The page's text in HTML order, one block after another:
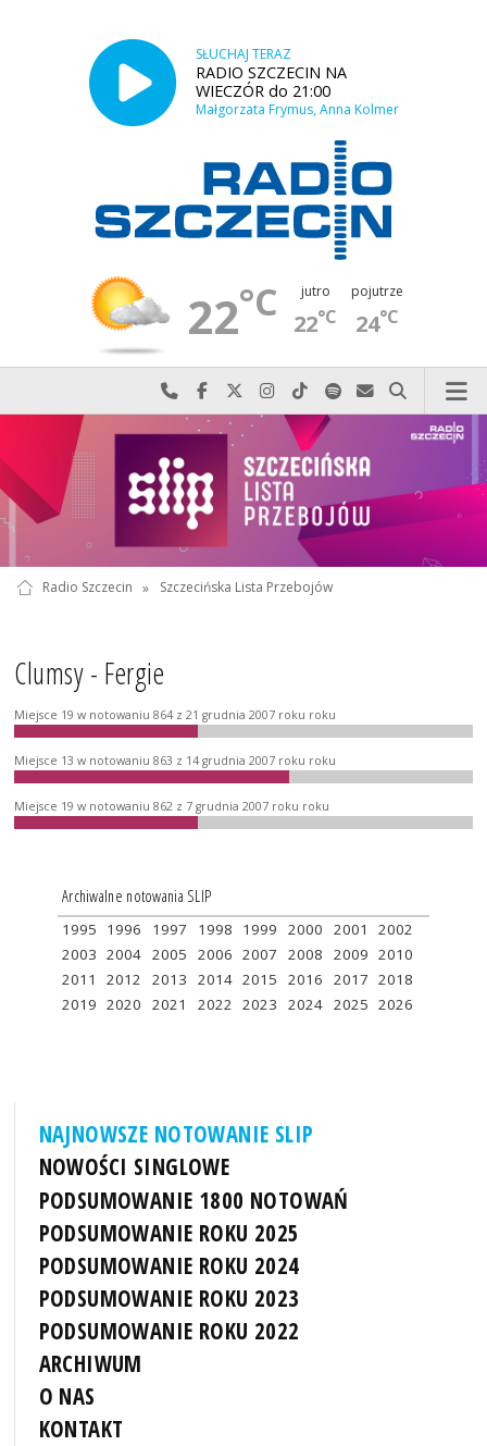
SŁUCHAJ TERAZ
RADIO SZCZECIN NA
WIECZÓR do 21:00
Małgorzata Frymus, Anna Kolmer
22°C jutro
22°C
pojutrze
24°C
Najlepiej po prostu do nas zadzwoń
Odwiedź nas na Facebook-u
Odwiedź nas na X
Odwiedź nas na Instagram-ie
Odwiedź nas na TikTok-u
Szukaj nas na Spotify
Wyślij do nas
Szukaj
Radio Szczecin » Szczecińska Lista Przebojów
Clumsy - Fergie
Miejsce 19 w notowaniu 864 z 21 grudnia 2007 roku roku
Miejsce 13 w notowaniu 863 z 14 grudnia 2007 roku roku
Miejsce 19 w notowaniu 862 z 7 grudnia 2007 roku roku
Archiwalne notowania SLIP
1995 1996 1997 1998 1999 2000 2001
2002
2003 2004 2005 2006 2007 2008 2009 2010
2011
2012 2013 2014 2015 2016 2017 2018
2019 2020 2021 2022 2023 2024 2025 2026
NAJNOWSZE NOTOWANIE SLIP
NOWOŚCI SINGLOWE
PODSUMOWANIE 1800 NOTOWAŃ
PODSUMOWANIE ROKU 2025
PODSUMOWANIE ROKU 2024
PODSUMOWANIE ROKU 2023
PODSUMOWANIE ROKU 2022
ARCHIWUM
O NAS
KONTAKT